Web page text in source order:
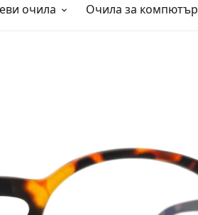
очила Очила за компютър